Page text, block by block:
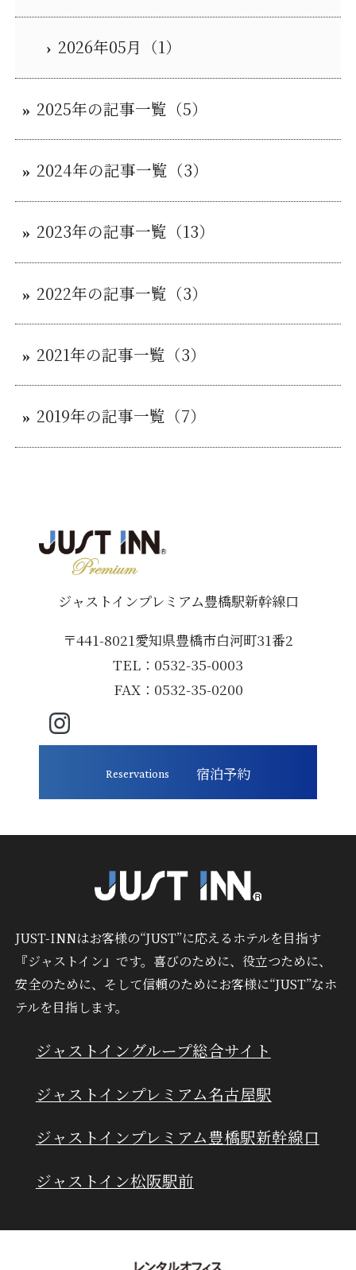
2026年05月（1）
2025年の記事一覧（5）
2024年の記事一覧（3）
2023年の記事一覧（13）
2022年の記事一覧（3）
2021年の記事一覧（3）
2019年の記事一覧（7）
ジャストインプレミアム豊橋駅新幹線口
〒441-8021愛知県豊橋市白河町31番2
TEL：0532-35-0003
FAX：0532-35-0200
Reservations 宿泊予約
JUST-INNはお客様の“JUST”に応えるホテルを目指す
『ジャストイン』です。 喜びのために、役立つために、
安全のために、そして信頼のためにお客様に“JUST”なホ
テルを目指します。
ジャストイングループ総合サイト
ジャストインプレミアム名古屋駅
ジャストインプレミアム豊橋駅新幹線口
ジャストイン松阪駅前